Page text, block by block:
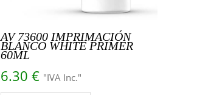
AV 73600 IMPRIMACIÓN
BLANCO WHITE PRIMER
60ML
6.30 € "IVA Inc."